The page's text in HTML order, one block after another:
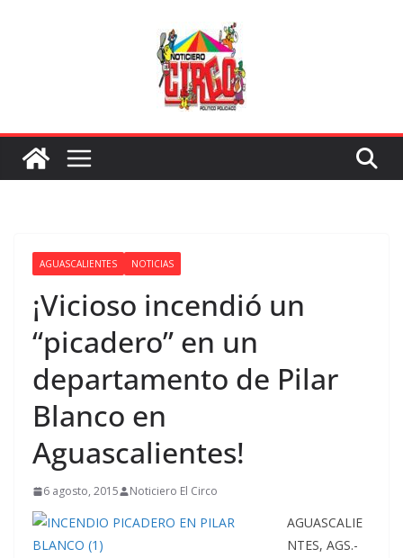
AGUASCALIENTES NOTICIAS
¡Vicioso incendió un
“picadero” en un
departamento de Pilar
Blanco en
Aguascalientes!
6 agosto, 2015 Noticiero El Circo
AGUASCALIE
NTES, AGS.-